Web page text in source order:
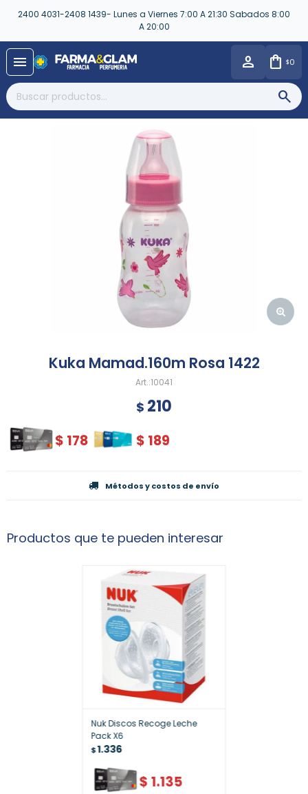
2400 4031-2408 1439- Lunes a Viernes 7:00 A 21:30 Sabados 8:00
A 20:00
menu $0
Kuka Mamad.160m Rosa 1422
10041
$ 210
$ 178 $ 189
Métodos y costos de envío
Productos que te pueden interesar
Nuk Discos Recoge Leche
Pack X6
$1.336
$1.135